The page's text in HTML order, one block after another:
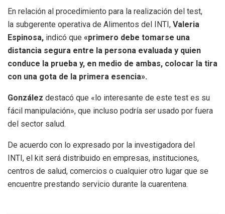
En relación al procedimiento para la realización del test,
la subgerente operativa de Alimentos del INTI, Valeria
Espinosa, indicó que «primero debe tomarse una
distancia segura entre la persona evaluada y quien
conduce la prueba y, en medio de ambas, colocar la tira
con una gota de la primera esencia».
González destacó que «lo interesante de este test es su
fácil manipulación», que incluso podría ser usado por fuera
del sector salud.
De acuerdo con lo expresado por la investigadora del
INTI, el kit será distribuido en empresas, instituciones,
centros de salud, comercios o cualquier otro lugar que se
encuentre prestando servicio durante la cuarentena.